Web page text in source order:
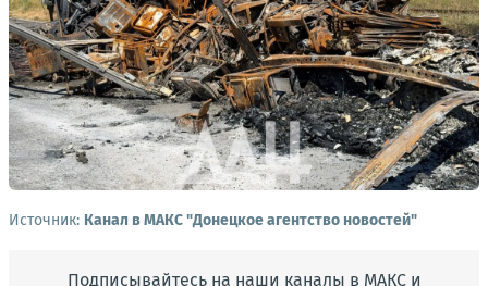
Источник: Канал в МАКС "Донецкое агентство новостей"
Подписывайтесь на наши каналы в МАКС и